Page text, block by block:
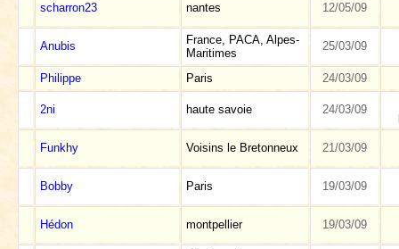
scharron23 nantes 12/05/09
Anubis
France, PACA, Alpes-
Maritimes
25/03/09
Philippe Paris 24/03/09
2ni haute savoie 24/03/09
Funkhy Voisins le Bretonneux 21/03/09
Bobby Paris 19/03/09
Hédon montpellier 19/03/09